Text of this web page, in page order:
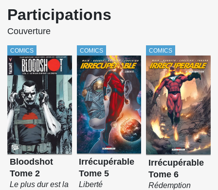
Participations
Couverture
COMICS
Bloodshot
Tome 2
Le plus dur est la
COMICS
Irrécupérable
Tome 5
Liberté
COMICS
Irrécupérable
Tome 6
Rédemption